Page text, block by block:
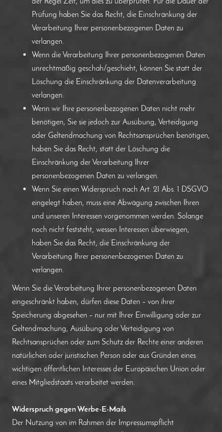
Prüfung haben Sie das Recht, die Einschränkung der
Verarbeitung Ihrer personenbezogenen Daten zu
verlangen.
Wenn die Verarbeitung Ihrer personenbezogenen Daten
unrechtmäßig geschah/geschieht, können Sie statt der
Löschung die Einschränkung der Datenverarbeitung
verlangen.
Wenn wir Ihre personenbezogenen Daten nicht mehr
benötigen, Sie sie jedoch zur Ausübung, Verteidigung
oder Geltendmachung von Rechtsansprüchen benötigen,
haben Sie das Recht, statt der Löschung die
Einschränkung der Verarbeitung Ihrer
personenbezogenen Daten zu verlangen.
Wenn Sie einen Widerspruch nach Art. 21 Abs. 1 DSGVO
eingelegt haben, muss eine Abwägung zwischen Ihren
und unseren Interessen vorgenommen werden. Solange
noch nicht feststeht, wessen Interessen überwiegen,
haben Sie das Recht, die Einschränkung der
Verarbeitung Ihrer personenbezogenen Daten zu
verlangen.
Wenn Sie die Verarbeitung Ihrer personenbezogenen Daten
eingeschränkt haben, dürfen diese Daten – von ihrer
Speicherung abgesehen – nur mit Ihrer Einwilligung oder zur
Geltendmachung, Ausübung oder Verteidigung von
Rechtsansprüchen oder zum Schutz der Rechte einer anderen
natürlichen oder juristischen Person oder aus Gründen eines
wichtigen öffentlichen Interesses der Europäischen Union oder
eines Mitgliedstaats verarbeitet werden.
Widerspruch gegen Werbe-E-Mails
Der Nutzung von im Rahmen der Impressumspflicht